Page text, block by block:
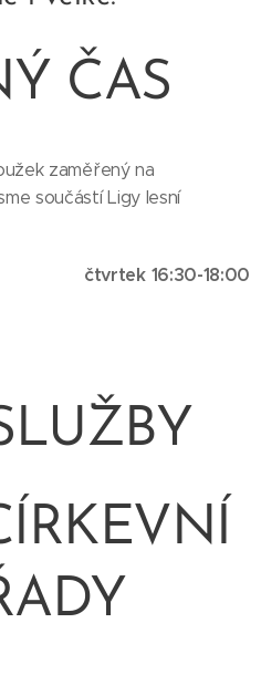
ČAS
zaměřený na
součástí Ligy lesní
čtvrtek 16:30-18:00